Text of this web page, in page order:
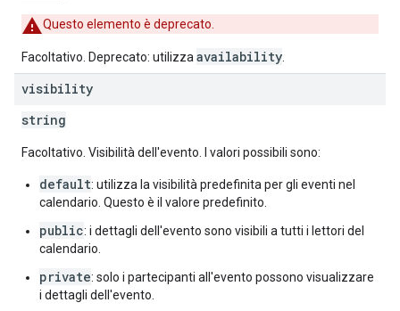
Questo elemento è deprecato.
Facoltativo. Deprecato: utilizza availability
visibility
string
Facoltativo. Visibilità dell'evento. I valori possibili sono:
default: utilizza la visibilità predefinita per gli eventi nel
calendario. Questo è il valore predefinito.
public: i dettagli dell'evento sono visibili a tutti i lettori del
calendario.
private: solo i partecipanti all'evento possono visualizzare
i dettagli dell'evento.